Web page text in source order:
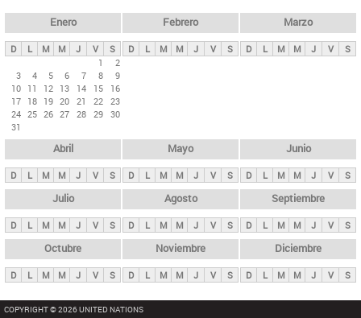
ds
p
n
c
i
p
l
e
s
Enero
D L M M J V
S
1
2
3
4 5 6 7 8
9
10 11 12 13 14 15
16
17 18 19 20 21 22 23
24 25 26 27 28 29 30
31
Febrero
D L M M J V S
Marzo
D L M M J V S
Abril
D L M M J V S
Mayo
D L M M J V S
Junio
D L M M J V S
Julio
D L M M J V S
Agosto
D L M M J V S
Septiembre
D L M M J V S
Octubre
D L M M J V S
Noviembre
D L M M J V S
Diciembre
D L M M J V S
COPYRIGHT © 2026 UNITED NATIONS